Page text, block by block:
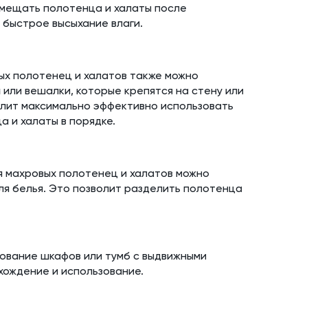
полотенца и халаты после
высыхание влаги.
полотенец и халатов также можно
вешалки, которые крепятся на стену или
максимально эффективно использовать
и халаты в порядке.
махровых полотенец и халатов можно
белья. Это позволит разделить полотенца
шкафов или тумб с выдвижными
и использование.